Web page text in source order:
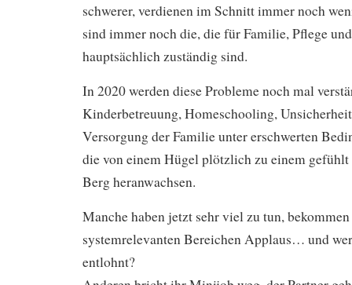
schwerer, verdienen im Schnitt immer noch
sind immer noch die, die für Familie, Pflege
hauptsächlich zuständig sind.
In 2020 werden diese Probleme noch mal
Kinderbetreuung, Homeschooling,
Versorgung der Familie unter erschwerten
die von einem Hügel plötzlich zu einem
Berg heranwachsen.
Manche haben jetzt sehr viel zu tun,
systemrelevanten Bereichen Applaus… und
entlohnt?